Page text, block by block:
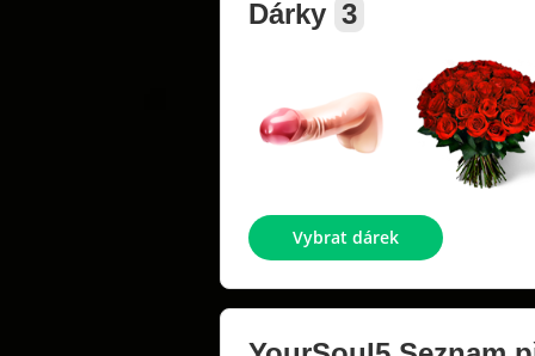
Dárky 3
Vybrat dárek